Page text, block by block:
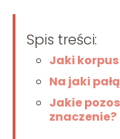
Spis treści:
Jaki
Na jaki
Jakie
znaczenie?